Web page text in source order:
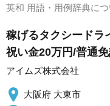
英和 用語・用例辞典に
稼げるタクシードラ
祝い金20万円/普通
アイムズ株式会社
大阪府 大東市